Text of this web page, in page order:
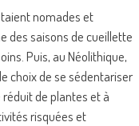
nomades et
des saisons de cueillette
Puis, au Néolithique,
choix de se sédentariser
de plantes et à
risquées et